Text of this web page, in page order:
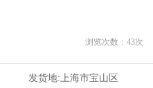
浏览次数： 43次
发货地: 上海市宝山区